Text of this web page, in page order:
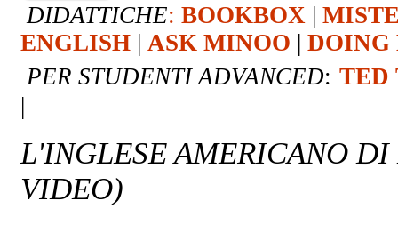
DIDATTICHE: BOOKBOX |
ENGLISH | ASK MINOO | DOING
PER STUDENTI ADVANCED: TED
|
L'INGLESE AMERICANO DI
VIDEO)